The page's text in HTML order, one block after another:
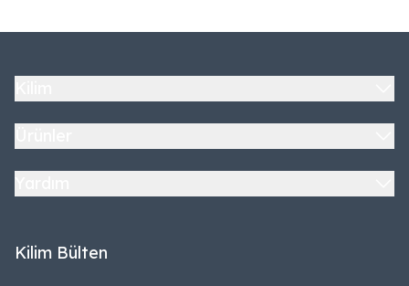
Kilim Bülten